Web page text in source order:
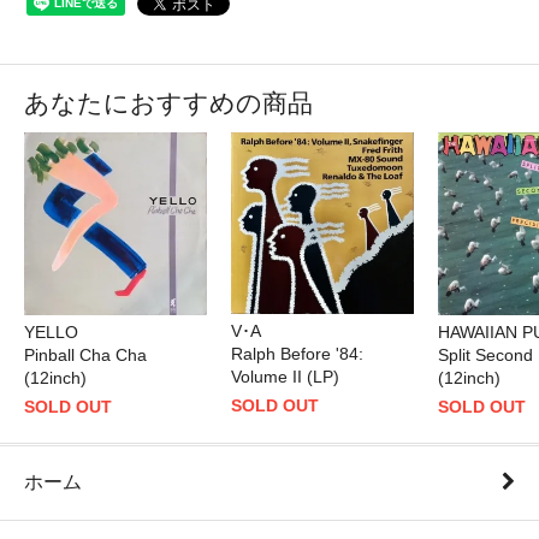
あなたにおすすめの商品
YELLO
Pinball Cha Cha
(12inch)
SOLD OUT
V･A
Ralph Before '84:
Volume II (LP)
SOLD OUT
HAWAIIAN
Split Second
(12inch)
SOLD OUT
ホーム